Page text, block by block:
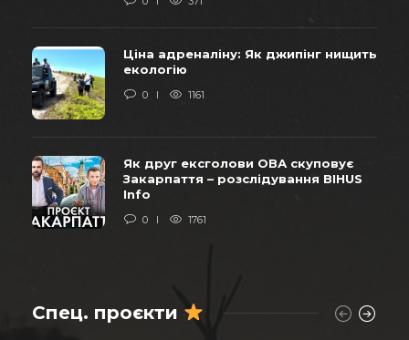
Ціна адреналіну: Як джипінг нищить
екологію
0 1161
Як друг ексголови ОВА скуповує
Закарпаття – розслідування BIHUS
Info
0 1761
Спец. проєкти